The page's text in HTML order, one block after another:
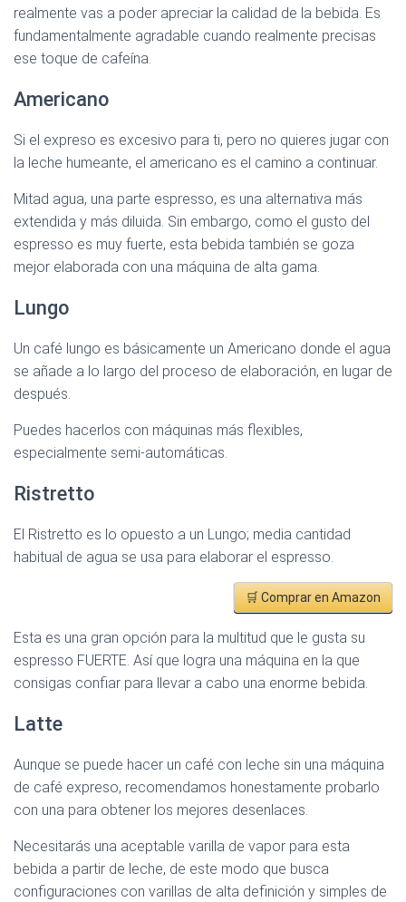
realmente vas a poder apreciar la calidad de la bebida. Es
fundamentalmente agradable cuando realmente precisas
ese toque de cafeína.
Americano
Si el expreso es excesivo para ti, pero no quieres jugar con
la leche humeante, el americano es el camino a continuar.
Mitad agua, una parte espresso, es una alternativa más
extendida y más diluida. Sin embargo, como el gusto del
espresso es muy fuerte, esta bebida también se goza
mejor elaborada con una máquina de alta gama.
Lungo
Un café lungo es básicamente un Americano donde el agua
se añade a lo largo del proceso de elaboración, en lugar de
después.
Puedes hacerlos con máquinas más flexibles,
especialmente semi-automáticas.
Ristretto
El Ristretto es lo opuesto a un Lungo; media cantidad
habitual de agua se usa para elaborar el espresso.
🛒 Comprar en Amazon
Esta es una gran opción para la multitud que le gusta su
espresso FUERTE. Así que logra una máquina en la que
consigas confiar para llevar a cabo una enorme bebida.
Latte
Aunque se puede hacer un café con leche sin una máquina
de café expreso, recomendamos honestamente probarlo
con una para obtener los mejores desenlaces.
Necesitarás una aceptable varilla de vapor para esta
bebida a partir de leche, de este modo que busca
configuraciones con varillas de alta definición y simples de